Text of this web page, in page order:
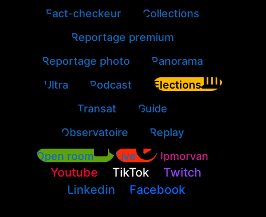
Fact-checkeur
Collections
Reportage premium
Reportage photo
Panorama
Ultra
Podcast
Elections
Transat
Guide
Observatoire
Replay
Open room
Live Jpmorvan
Youtube TikTok
Twitch
Linkedin
Facebook